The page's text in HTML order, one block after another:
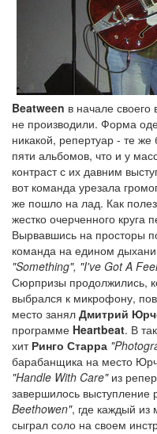
Beatween в начале своего
не производили. Форма
никакой, репертуар - те
пяти альбомов, что и у
контраст с их давним
вот команда урезала
же пошло на лад. Как
жестко очерченного круга
Вырвавшись на просторы
команда на едином
"Something", "I've Got A
Сюрпризы продолжились,
выбрался к микрофону,
место занял Дмитрий
программе Heartbeat. В
хит Ринго Старра
барабанщика на место
"Handle With Care"из
завершилось выступление
Beethowen", где каждый из
сыграл соло на своем